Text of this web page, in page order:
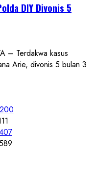
DIY Divonis 5
– Terdakwa kasus
Arie, divonis 5 bulan 3